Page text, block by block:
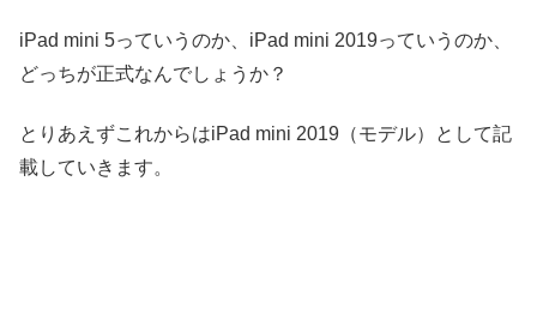
iPad mini 5っていうのか、iPad mini 2019っていうのか、
どっちが正式なんでしょうか？
とりあえずこれからはiPad mini 2019（モデル）として記
載していきます。